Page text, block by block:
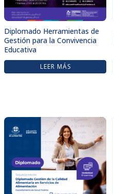
Diplomado Herramientas de
Gestión para la Convivencia
Educativa
LEER MÁS